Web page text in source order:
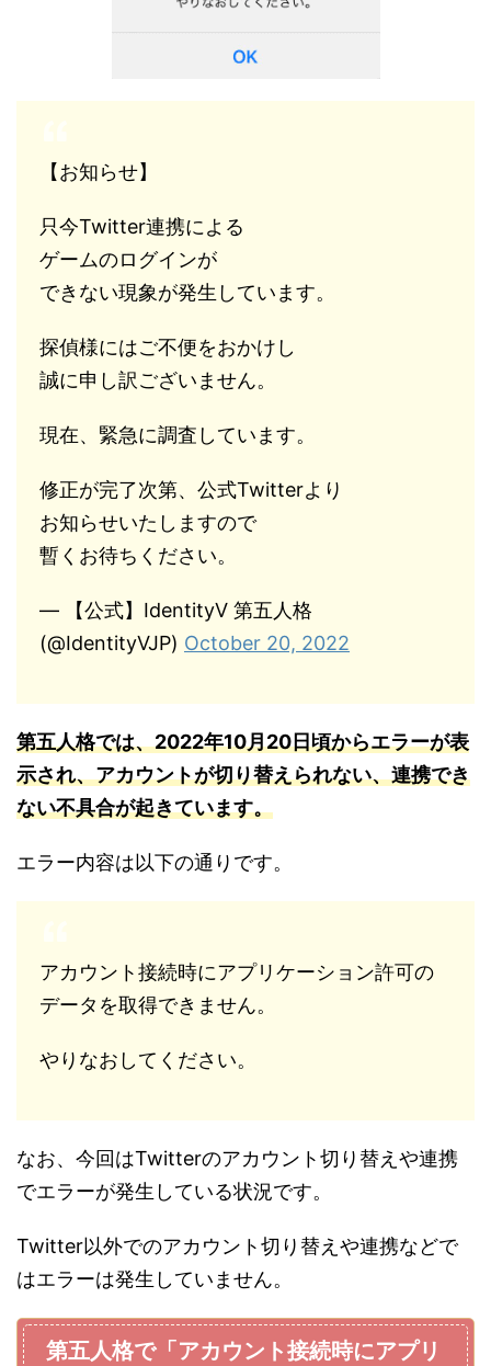
【お知らせ】
只今Twitter連携による
ゲームのログインが
できない現象が発生しています。
探偵様にはご不便をおかけし
誠に申し訳ございません。
現在、緊急に調査しています。
修正が完了次第、公式Twitterより
お知らせいたしますので
暫くお待ちください。
— 【公式】IdentityV 第五人格
(@IdentityVJP) October 20, 2022
第五人格では、2022年10月20日頃からエラーが表
示され、アカウントが切り替えられない、連携でき
ない不具合が起きています。
エラー内容は以下の通りです。
アカウント接続時にアプリケーション許可の
データを取得できません。
やりなおしてください。
なお、今回はTwitterのアカウント切り替えや連携
でエラーが発生している状況です。
Twitter以外でのアカウント切り替えや連携などで
はエラーは発生していません。
第五人格で「アカウント接続時にアプリ